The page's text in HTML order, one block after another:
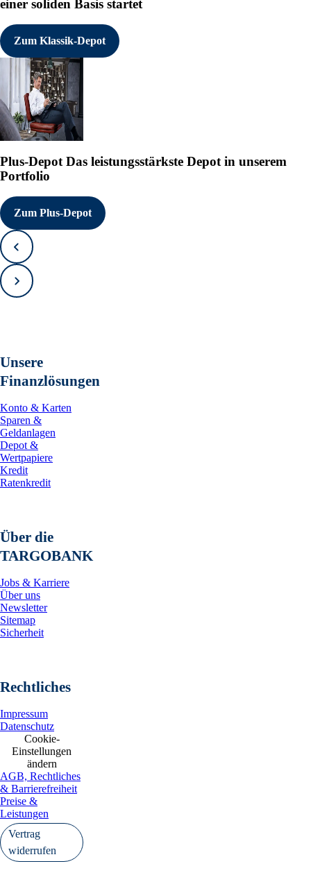
einer soliden Basis startet
Zum Klassik-Depot
Plus-Depot Das leistungsstärkste Depot in unserem
Portfolio
Zum Plus-Depot
Zurück
Vorwärts
Unsere
Finanzlösungen
Konto & Karten
Sparen &
Geldanlagen
Depot &
Wertpapiere
Kredit
Ratenkredit
Über die
TARGOBANK
Jobs & Karriere
Über uns
Newsletter
Sitemap
Sicherheit
Rechtliches
Impressum
Datenschutz
Cookie-
Einstellungen
ändern
AGB, Rechtliches
& Barrierefreiheit
Preise &
Leistungen
Vertrag
widerrufen